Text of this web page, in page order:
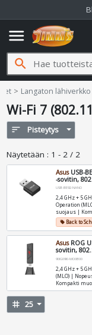
menu
search
Langaton lähiverkko
Wi-Fi 7
sort Pisteytys
Näytetään : 1 - 2 / 2
AsusUSB-
-sovitin,
USB-BE92-NANO
2,4 GHz + 5
Operation
suojaus |
local_offerBack to
AsusROG
sovitin,
90IG09I0-MO0B00
2,4 GHz + 5
(MLO) |
Kompakti
tag 25